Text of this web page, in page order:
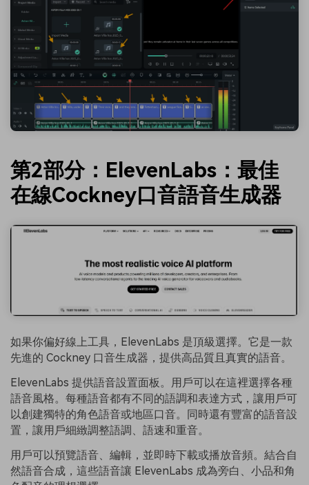
第2部分：ElevenLabs：最佳
在線Cockney口音語音生成器
如果你偏好線上工具，ElevenLabs 是頂級選擇。它是一款
先進的 Cockney 口音生成器，提供高品質且真實的語音。
ElevenLabs 提供語音設置面板。用戶可以在這裡選擇各種
語音風格。每種語音都有不同的語調和表達方式，讓用戶可
以創建獨特的角色語音或地區口音。同時還有豐富的語音設
置，讓用戶細緻調整語調、語速和重音。
用戶可以預覽語音、編輯，並即時下載或播放音頻。結合自
然語音合成，這些語音讓 ElevenLabs 成為旁白、小品和角